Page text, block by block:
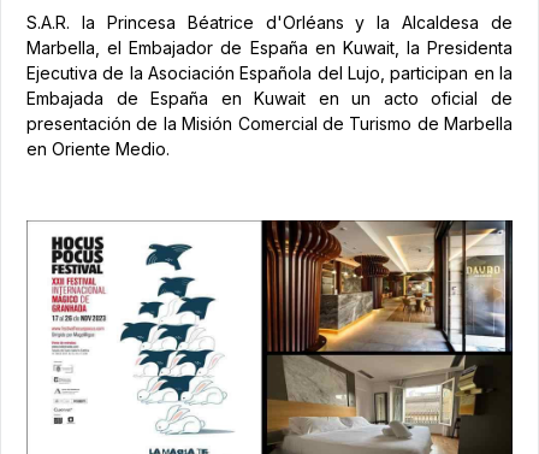
S.A.R. la Princesa Béatrice d'Orléans y la Alcaldesa de
Marbella, el Embajador de España en Kuwait, la Presidenta
Ejecutiva de la Asociación Española del Lujo, participan en la
Embajada de España en Kuwait en un acto oficial de
presentación de la Misión Comercial de Turismo de Marbella
en Oriente Medio.